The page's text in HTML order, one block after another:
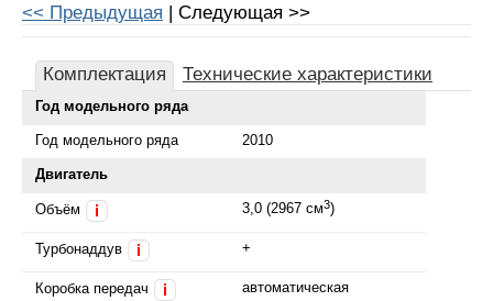
<< Предыдущая | Следующая >>
Комплектация Технические характеристики
Год модельного ряда
Год модельного ряда 2010
Двигатель
Объём 3,0 (2967 см3)
Турбонаддув +
Коробка передач автоматическая